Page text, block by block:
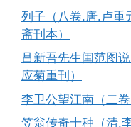
列子（八卷.唐.卢重
斋刊本）
吕新吾先生闺范图
应菊重刊）
李卫公望江南（二
笠翁传奇十种（清.